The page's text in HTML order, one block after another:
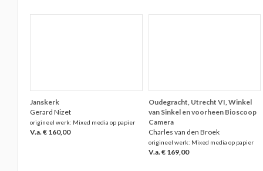
Janskerk
Gerard Nizet
origineel werk: Mixed media op papier
V.a. € 160,00
Oudegracht, Utrecht VI, Winkel
van Sinkel en voorheen Bioscoop
Camera
Charles van den Broek
origineel werk: Mixed media op papier
V.a. € 169,00